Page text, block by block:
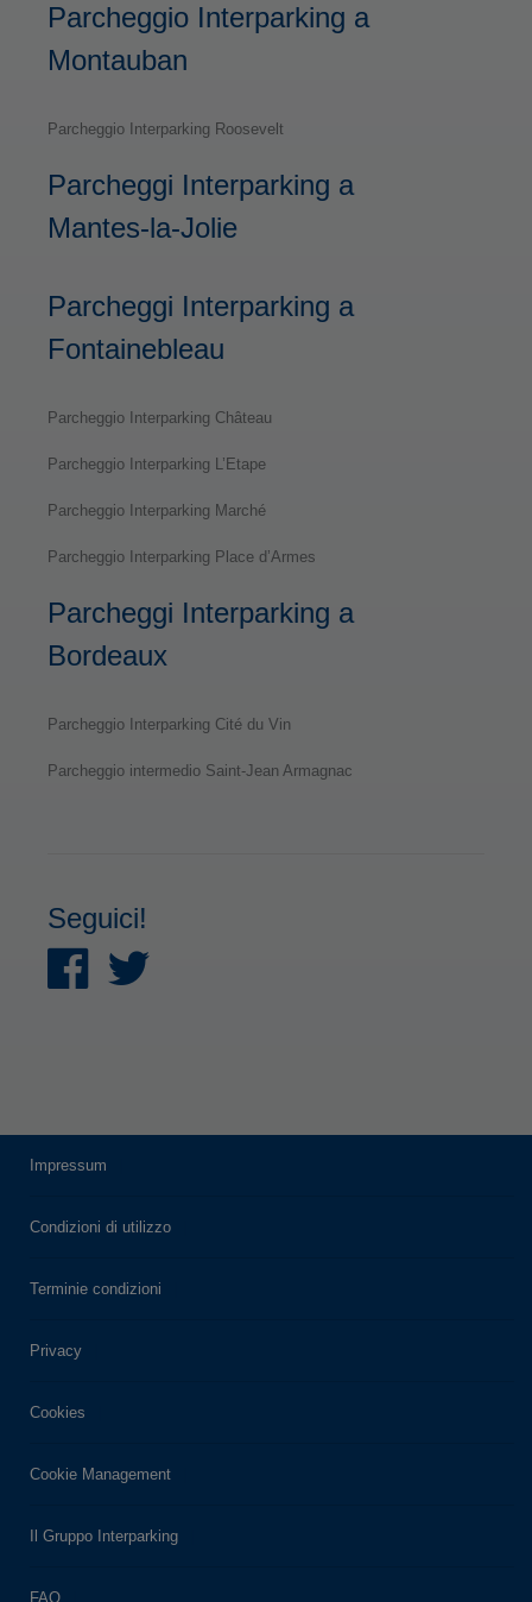
Parcheggio Interparking a
Montauban
Parcheggio Interparking Roosevelt
Parcheggi Interparking a
Mantes-la-Jolie
Parcheggi Interparking a
Fontainebleau
Parcheggio Interparking Château
Parcheggio Interparking L’Etape
Parcheggio Interparking Marché
Parcheggio Interparking Place d’Armes
Parcheggi Interparking a
Bordeaux
Parcheggio Interparking Cité du Vin
Parcheggio intermedio Saint-Jean Armagnac
Seguici!
Impressum
Condizioni di utilizzo
Terminie condizioni
Privacy
Cookies
Cookie Management
Il Gruppo Interparking
FAQ